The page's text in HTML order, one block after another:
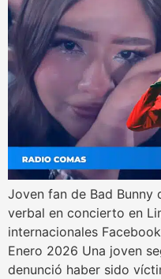
Joven fan de Bad Bunny
verbal en concierto en
internacionales
Enero 2026 Una joven
denunció haber sido